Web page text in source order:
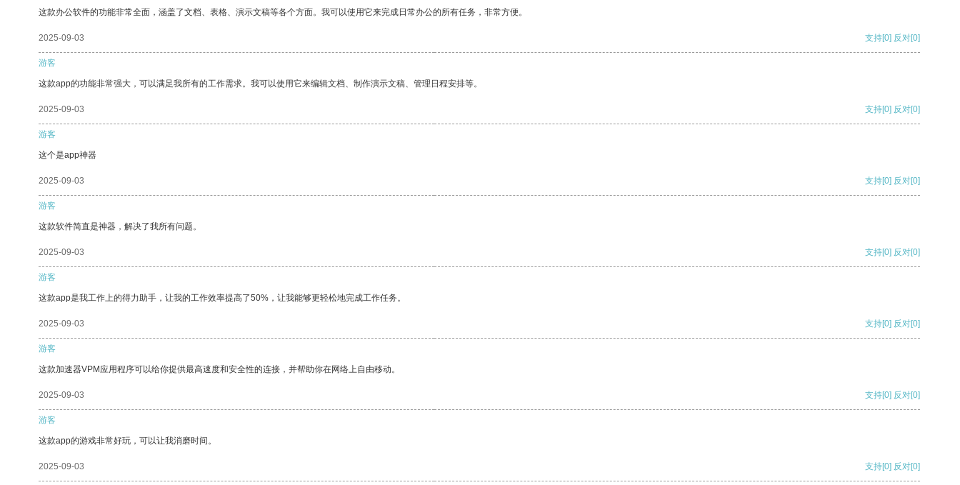
这款办公软件的功能非常全面，涵盖了文档、表格、演示文稿等各个方面。我可以使用它来完成日常办公的所有任务，非常方便。
2025-09-03 支持[0] 反对[0]
游客
这款app的功能非常强大，可以满足我所有的工作需求。我可以使用它来编辑文档、制作演示文稿、管理日程安排等。
2025-09-03 支持[0] 反对[0]
游客
这个是app神器
2025-09-03 支持[0] 反对[0]
游客
这款软件简直是神器，解决了我所有问题。
2025-09-03 支持[0] 反对[0]
游客
这款app是我工作上的得力助手，让我的工作效率提高了50%，让我能够更轻松地完成工作任务。
2025-09-03 支持[0] 反对[0]
游客
这款加速器VPM应用程序可以给你提供最高速度和安全性的连接，并帮助你在网络上自由移动。
2025-09-03 支持[0] 反对[0]
游客
这款app的游戏非常好玩，可以让我消磨时间。
2025-09-03 支持[0] 反对[0]